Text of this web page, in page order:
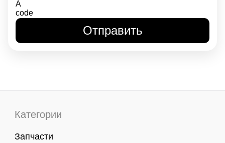
Категории
Запчасти